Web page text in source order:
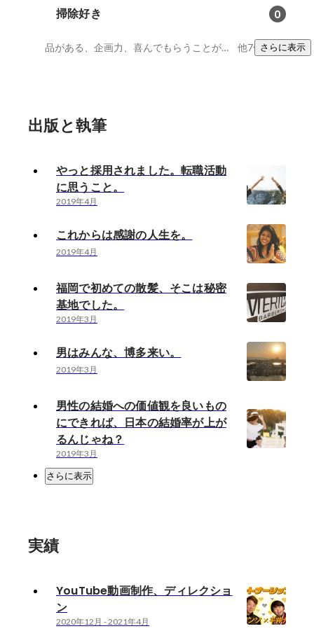
掃除好き 0
品がある、企画力、喜んでもらうことが好き 他7件さらに表示
出版と執筆
やっと採用されました。転職活動
に思うこと。
2019年4月
これからは感謝の人生を。
2019年4月
福岡で初めての散髪、そこは秘密
基地でした。
2019年3月
男はみんな、博多来い。
2019年3月
男性の結婚への価値観を良いもの
にできれば、日本の結婚率が上が
るんじゃね？
2019年3月
さらに表示
実績
YouTube動画制作、ディレクショ
ン
2020年12月 -2021年4月